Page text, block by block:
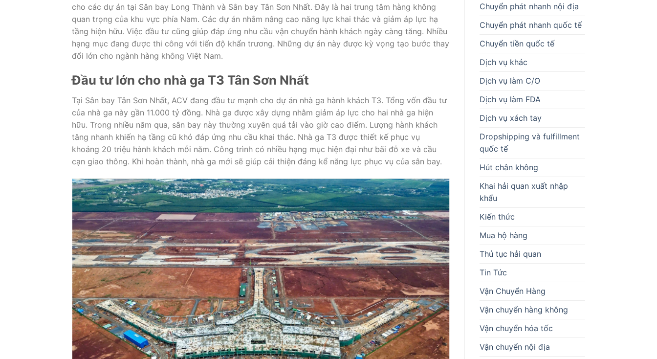
cho các dự án tại Sân bay Long Thành và Sân bay Tân Sơn Nhất. Đây là hai trung tâm hàng không
quan trọng của khu vực phía Nam. Các dự án nhằm nâng cao năng lực khai thác và giảm áp lực hạ
tầng hiện hữu. Việc đầu tư cũng giúp đáp ứng nhu cầu vận chuyển hành khách ngày càng tăng. Nhiều
hạng mục đang được thi công với tiến độ khẩn trương. Những dự án này được kỳ vọng tạo bước thay
đổi lớn cho ngành hàng không Việt Nam.
Đầu tư lớn cho nhà ga T3 Tân Sơn Nhất
Tại Sân bay Tân Sơn Nhất, ACV đang đầu tư mạnh cho dự án nhà ga hành khách T3. Tổng vốn đầu tư
của nhà ga này gần 11.000 tỷ đồng. Nhà ga được xây dựng nhằm giảm áp lực cho hai nhà ga hiện
hữu. Trong nhiều năm qua, sân bay này thường xuyên quá tải vào giờ cao điểm. Lượng hành khách
tăng nhanh khiến hạ tầng cũ khó đáp ứng nhu cầu khai thác. Nhà ga T3 được thiết kế phục vụ
khoảng 20 triệu hành khách mỗi năm. Công trình có nhiều hạng mục hiện đại như bãi đỗ xe và cầu
cạn giao thông. Khi hoàn thành, nhà ga mới sẽ giúp cải thiện đáng kể năng lực phục vụ của sân bay.
Chuyển phát nhanh nội địa
Chuyển phát nhanh quốc tế
Chuyển tiền quốc tế
Dịch vụ khác
Dịch vụ làm C/O
Dịch vụ làm FDA
Dịch vụ xách tay
Dropshipping và fulfillment
quốc tế
Hút chân không
Khai hải quan xuất nhập
khẩu
Kiến thức
Mua hộ hàng
Thủ tục hải quan
Tin Tức
Vận Chuyển Hàng
Vận chuyển hàng không
Vận chuyển hỏa tốc
Vận chuyển nội địa